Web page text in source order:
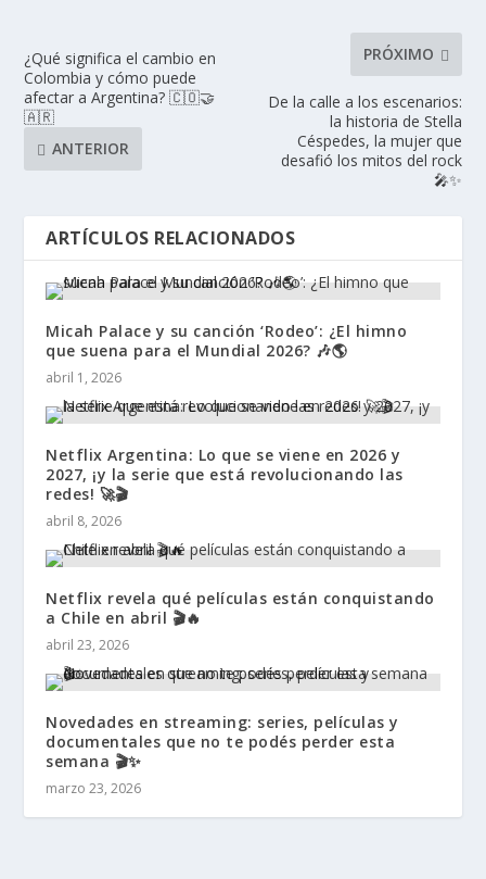
¿Qué significa el cambio en
Colombia y cómo puede
afectar a Argentina? 🇨🇴🤝
🇦🇷
ANTERIOR
PRÓXIMO
De la calle a los escenarios:
la historia de Stella
Céspedes, la mujer que
desafió los mitos del rock
🎤✨
ARTÍCULOS RELACIONADOS
Micah Palace y su canción ‘Rodeo’: ¿El himno
que suena para el Mundial 2026? 🎶🌎
abril 1, 2026
Netflix Argentina: Lo que se viene en 2026 y
2027, ¡y la serie que está revolucionando las
redes! 🚀🎬
abril 8, 2026
Netflix revela qué películas están conquistando
a Chile en abril 🎬🔥
abril 23, 2026
Novedades en streaming: series, películas y
documentales que no te podés perder esta
semana 🎬✨
marzo 23, 2026